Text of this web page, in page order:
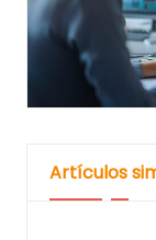
Artículos